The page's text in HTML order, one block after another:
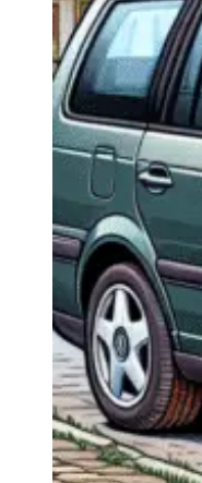
Passat
Skoda